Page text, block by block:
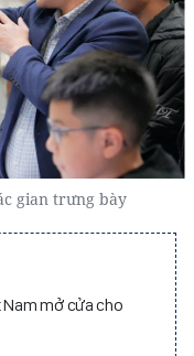
gian trưng bày
mở cửa cho